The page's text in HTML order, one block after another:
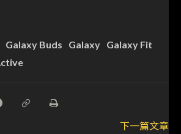
Galaxy Buds Galaxy Galaxy Fit
下一篇文章